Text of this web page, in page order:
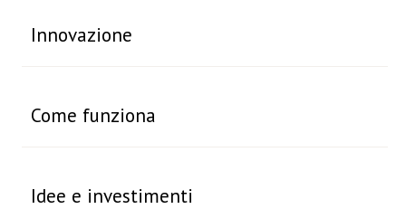
Innovazione
Come funziona
Idee e investimenti